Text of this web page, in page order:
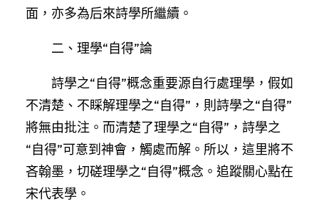
面，亦多為后來詩學所繼續。
二、理學“自得”論
詩學之“自得”概念重要源自行處理學，假如
不清楚、不睬解理學之“自得”，則詩學之“自得”
將無由批注。而清楚了理學之“自得”，詩學之
“自得”可意到神會，觸處而解。所以，這里將不
吝翰墨，切磋理學之“自得”概念。追蹤關心點在
宋代表學。